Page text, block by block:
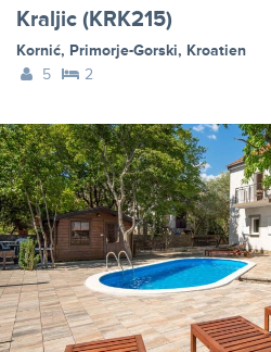
Kraljic (KRK215)
Kornić, Primorje-Gorski, Kroatien
5
2